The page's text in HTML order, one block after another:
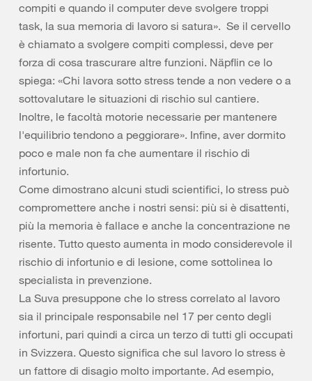
compiti e quando il computer deve svolgere troppi
task, la sua memoria di lavoro si satura». Se il cervello
è chiamato a svolgere compiti complessi, deve per
forza di cosa trascurare altre funzioni. Näpflin ce lo
spiega: «Chi lavora sotto stress tende a non vedere o a
sottovalutare le situazioni di rischio sul cantiere.
Inoltre, le facoltà motorie necessarie per mantenere
l'equilibrio tendono a peggiorare». Infine, aver dormito
poco e male non fa che aumentare il rischio di
infortunio.
Come dimostrano alcuni studi scientifici, lo stress può
compromettere anche i nostri sensi: più si è disattenti,
più la memoria è fallace e anche la concentrazione ne
risente. Tutto questo aumenta in modo considerevole il
rischio di infortunio e di lesione, come sottolinea lo
specialista in prevenzione.
La Suva presuppone che lo stress correlato al lavoro
sia il principale responsabile nel 17 per cento degli
infortuni, pari quindi a circa un terzo di tutti gli occupati
in Svizzera. Questo significa che sul lavoro lo stress è
un fattore di disagio molto importante. Ad esempio,